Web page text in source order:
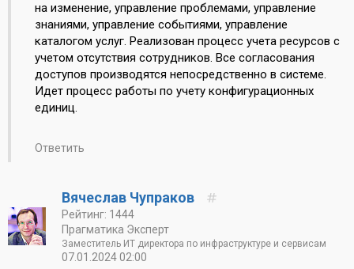
на изменение, управление проблемами, управление
знаниями, управление событиями, управление
каталогом услуг. Реализован процесс учета ресурсов с
учетом отсутствия сотрудников. Все согласования
доступов производятся непосредственно в системе.
Идет процесс работы по учету конфигурационных
единиц.
Ответить
Вячеслав Чупраков
Рейтинг: 1444
Прагматика Эксперт
Заместитель ИТ директора по инфраструктуре и сервисам
07.01.2024 02:00